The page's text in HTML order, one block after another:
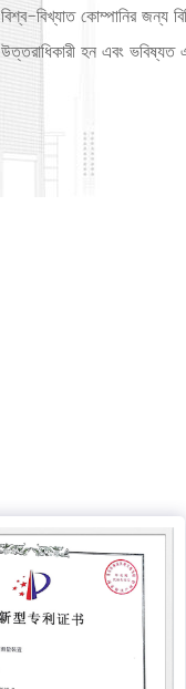
বিশ্ব-বিখ্যাত কোম্পানির জন্য
উত্তরাধিকারী হন এবং